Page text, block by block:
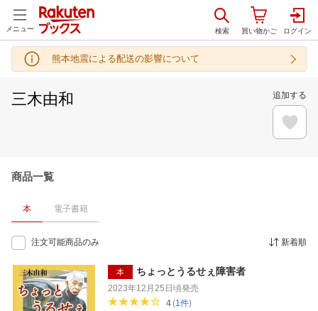
メニュー
熊本地震による配送の影響について
三木由和 追加する
商品一覧
本 電子書籍
注文可能商品のみ 新着順
本 ちょっとうるせぇ障害者
2023年12月25日頃発売
4(1件)